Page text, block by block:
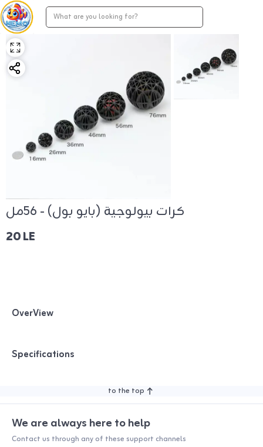
كرات بيولوجية (بايو بول) - 56مل
20 LE
OverView
Specifications
to the top
We are always here to help
Contact us through any of these support channels